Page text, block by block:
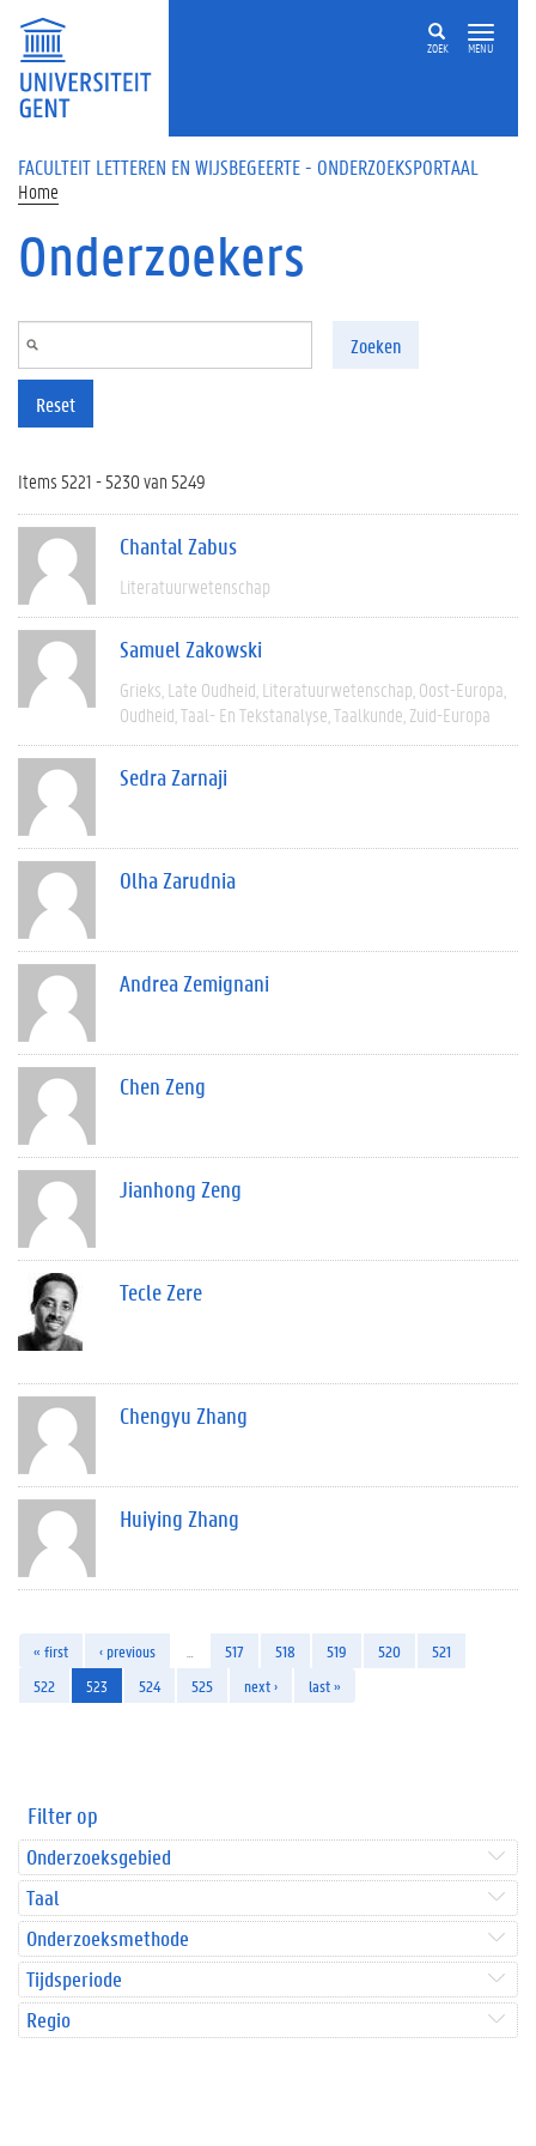
Overslaan en naar de inhoud gaan
ZOEK MENU
FACULTEIT LETTEREN EN WIJSBEGEERTE - ONDERZOEKSPORTAAL
Home
Onderzoekers
Zoeken
Reset
Items 5221 - 5230 van 5249
Chantal Zabus
Literatuurwetenschap
Samuel Zakowski
Grieks Late Oudheid Literatuurwetenschap Oost-Europa
Oudheid Taal- En Tekstanalyse Taalkunde Zuid-Europa
Sedra Zarnaji
Olha Zarudnia
Andrea Zemignani
Chen Zeng
Jianhong Zeng
Tecle Zere
Chengyu Zhang
Huiying Zhang
« first ‹ previous 517 518 519 520
521
522
523 524 525 next › last »
Filter op
Onderzoeksgebied
Taal
Onderzoeksmethode
Tijdsperiode
Regio